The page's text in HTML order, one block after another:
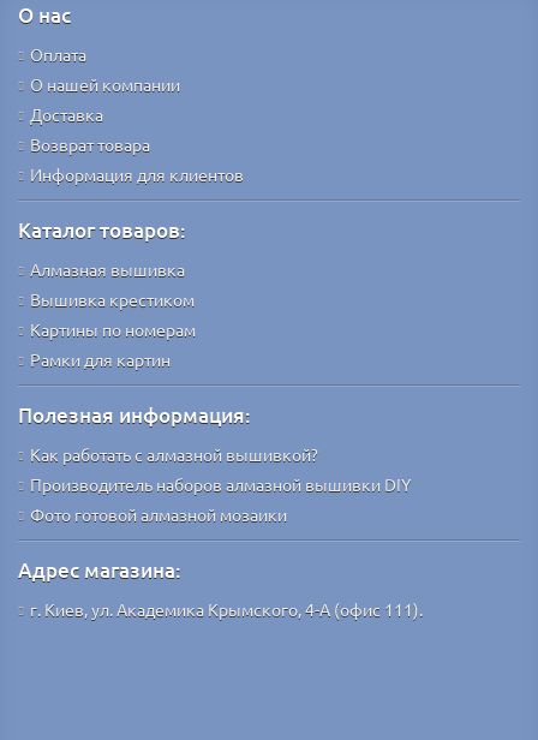
О нас
Оплата
О нашей компании
Доставка
Возврат товара
Информация для клиентов
Каталог товаров:
Алмазная вышивка
Вышивка крестиком
Картины по номерам
Рамки для картин
Полезная информация:
Как работать с алмазной вышивкой?
Производитель наборов алмазной вышивки DIY
Фото готовой алмазной мозаики
Адрес магазина:
г. Киев, ул. Академика Крымского, 4-А (офис 111).